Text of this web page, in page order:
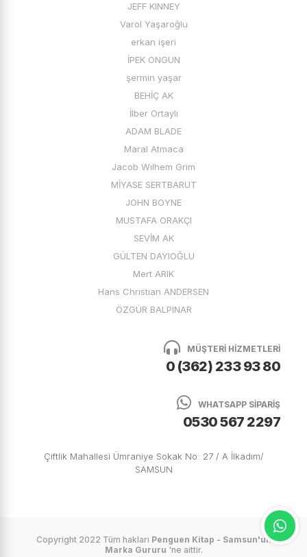
JEFF KINNEY
Varol Yaşaroğlu
erkan işeri
İPEK ONGUN
şermin yaşar
BEHİÇ AK
İlber Ortaylı
ADAM BLADE
Maral Atmaca
Jacob Wılhem Grim
MİYASE SERTBARUT
JOHN BOYNE
MUSTAFA ORAKÇI
SEVİM AK
GÜLTEN DAYIOĞLU
Mert ARIK
Hans Chrıstıan ANDERSEN
ÖZGÜR BALPINAR
MÜŞTERİ HİZMETLERİ
0 (362) 233 93 80
WHATSAPP SİPARİŞ
0530 567 2297
Çiftlik Mahallesi Ümraniye Sokak No: 27 / A İlkadım/
SAMSUN
Copyright 2022 Tüm hakları Penguen Kitap - Samsun'un
Marka Gururu 'ne aittir.